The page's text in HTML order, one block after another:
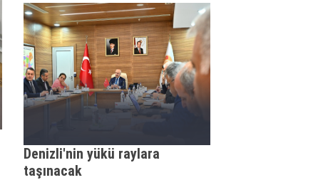
Denizli'nin yükü raylara
taşınacak